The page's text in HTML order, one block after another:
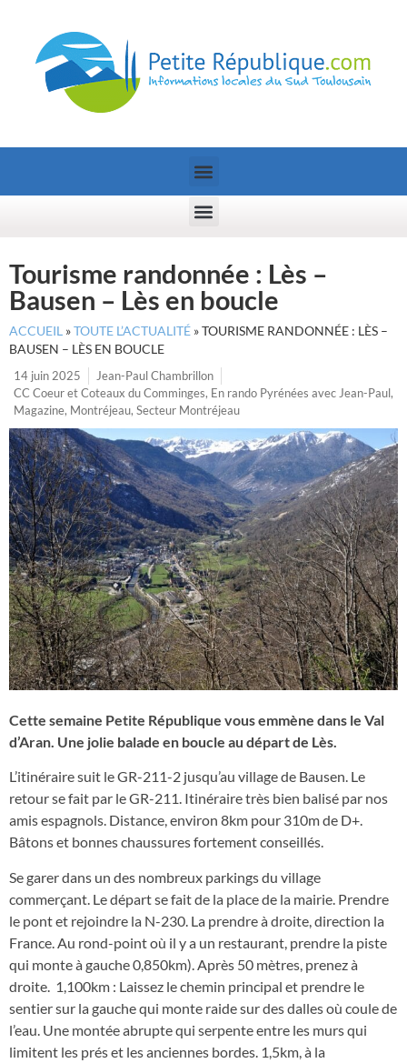
Tourisme randonnée : Lès –
Bausen – Lès en boucle
ACCUEIL »TOUTE L’ACTUALITÉ »TOURISME RANDONNÉE : LÈS –
BAUSEN – LÈS EN BOUCLE
14 juin 2025
Jean-Paul Chambrillon
CC Coeur et Coteaux du Comminges, En rando Pyrénées avec Jean-Paul,
Magazine, Montréjeau, Secteur Montréjeau
Cette semaine Petite République vous emmène dans le Val
d’Aran. Une jolie balade en boucle au départ de Lès.
L’itinéraire suit le GR-211-2 jusqu’au village de Bausen. Le
retour se fait par le GR-211. Itinéraire très bien balisé par nos
amis espagnols. Distance, environ 8km pour 310m de D+.
Bâtons et bonnes chaussures fortement conseillés.
Se garer dans un des nombreux parkings du village
commerçant. Le départ se fait de la place de la mairie. Prendre
le pont et rejoindre la N-230. La prendre à droite, direction la
France. Au rond-point où il y a un restaurant, prendre la piste
qui monte à gauche 0,850km). Après 50 mètres, prenez à
droite. 1,100km : Laissez le chemin principal et prendre le
sentier sur la gauche qui monte raide sur des dalles où coule de
l’eau. Une montée abrupte qui serpente entre les murs qui
limitent les prés et les anciennes bordes. 1,5km, à la